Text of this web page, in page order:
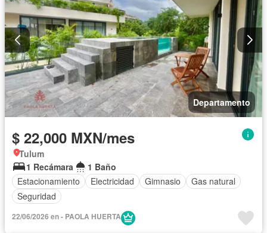
Departamento
$ 22,000 MXN/mes
Tulum
1 Recámara
1 Baño
Estacionamiento
Electricidad Gimnasio
Gas natural
Seguridad
22/06/2026 en - PAOLA HUERTA